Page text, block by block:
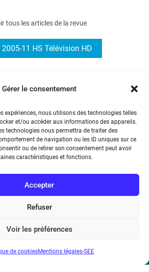
Gérer le consentement
expériences, nous utilisons des technologies telles
et/ou accéder aux informations des appareils.
technologies nous permettra de traiter des
de navigation ou les ID uniques sur ce
ou de retirer son consentement peut avoir
caractéristiques et fonctions.
Accepter
Refuser
Voir les préférences
de cookiesMentions légales-SEE
tous les articles de la revue
2005-11 HS Télévision HD
goal : HDTV and the
World CUPTM